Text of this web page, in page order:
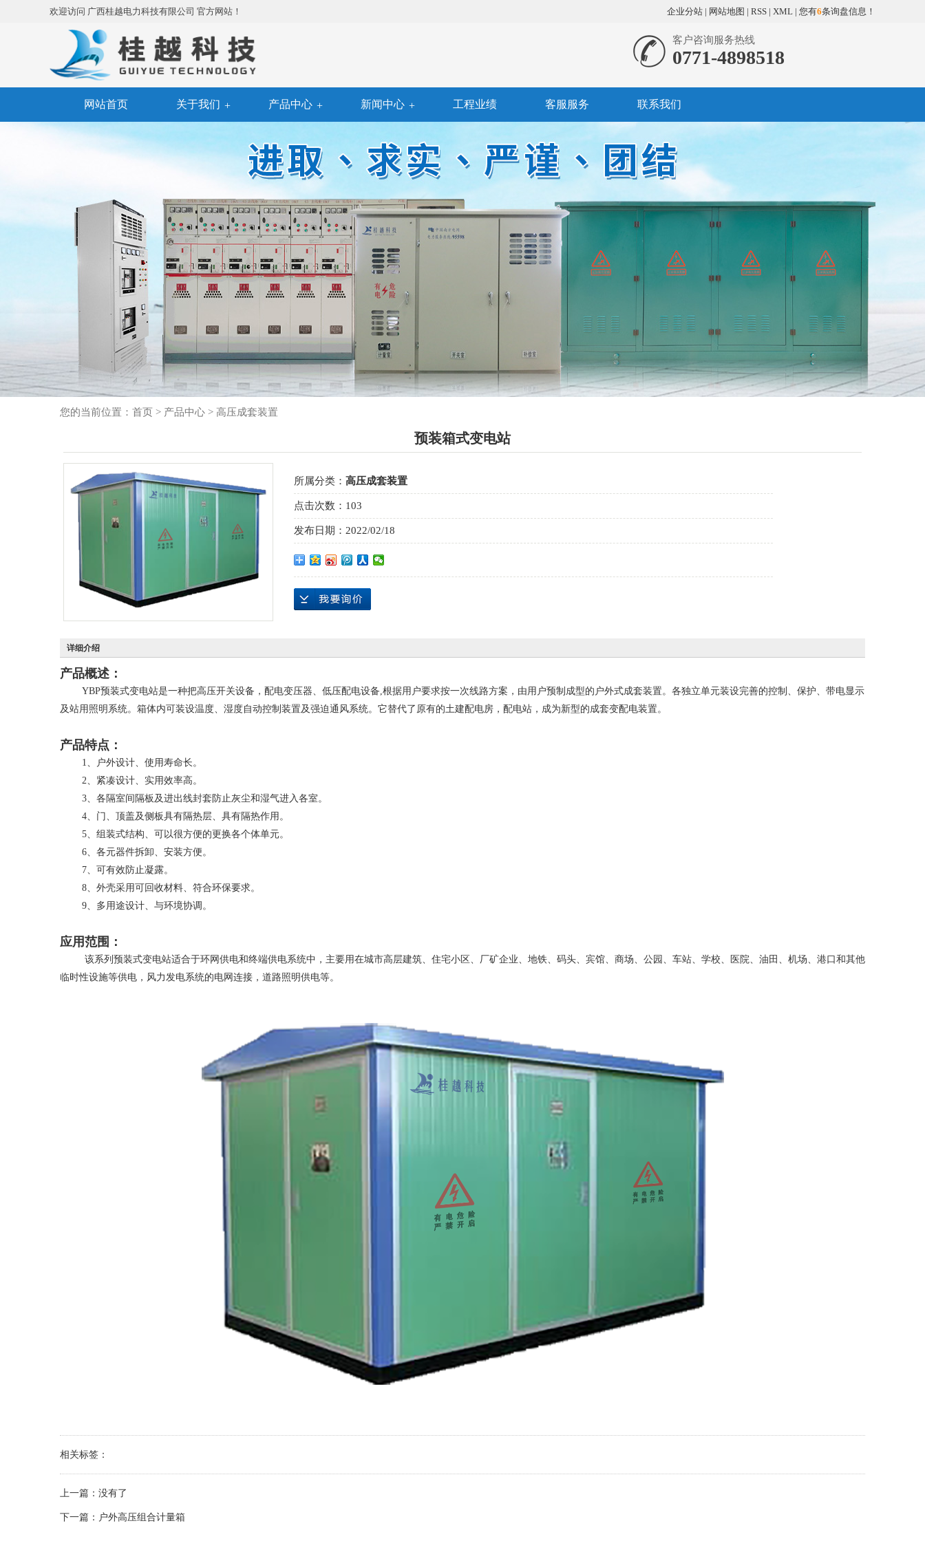
欢迎访问 广西桂越电力科技有限公司 官方网站！ 企业分站 | 网站地图 | RSS | XML | 您有6条询盘信息！
客户咨询服务热线
0771-4898518
网站首页 关于我们 产品中心 新闻中心 工程业绩 客服服务 联系我们
您的当前位置： 首页 > 产品中心 > 高压成套装置
预装箱式变电站
所属分类： 高压成套装置
点击次数： 103
发布日期： 2022/02/18
详细介绍
产品概述：
YBP预装式变电站是一种把高压开关设备，配电变压器、低压配电设备,根据用户要求按一次线路方案，由用户预制成型的户外式成套装置。各独立单元装设完善的控制、保护、带电显示
及站用照明系统。箱体内可装设温度、湿度自动控制装置及强迫通风系统。它替代了原有的土建配电房，配电站，成为新型的成套变配电装置。
产品特点：
1、户外设计、使用寿命长。
2、紧凑设计、实用效率高。
3、各隔室间隔板及进出线封套防止灰尘和湿气进入各室。
4、门、顶盖及侧板具有隔热层、具有隔热作用。
5、组装式结构、可以很方便的更换各个体单元。
6、各元器件拆卸、安装方便。
7、可有效防止凝露。
8、外壳采用可回收材料、符合环保要求。
9、多用途设计、与环境协调。
应用范围：
该系列预装式变电站适合于环网供电和终端供电系统中，主要用在城市高层建筑、住宅小区、厂矿企业、地铁、码头、宾馆、商场、公园、车站、学校、医院、油田、机场、港口和其他
临时性设施等供电，风力发电系统的电网连接，道路照明供电等。
相关标签：
上一篇： 没有了
下一篇： 户外高压组合计量箱